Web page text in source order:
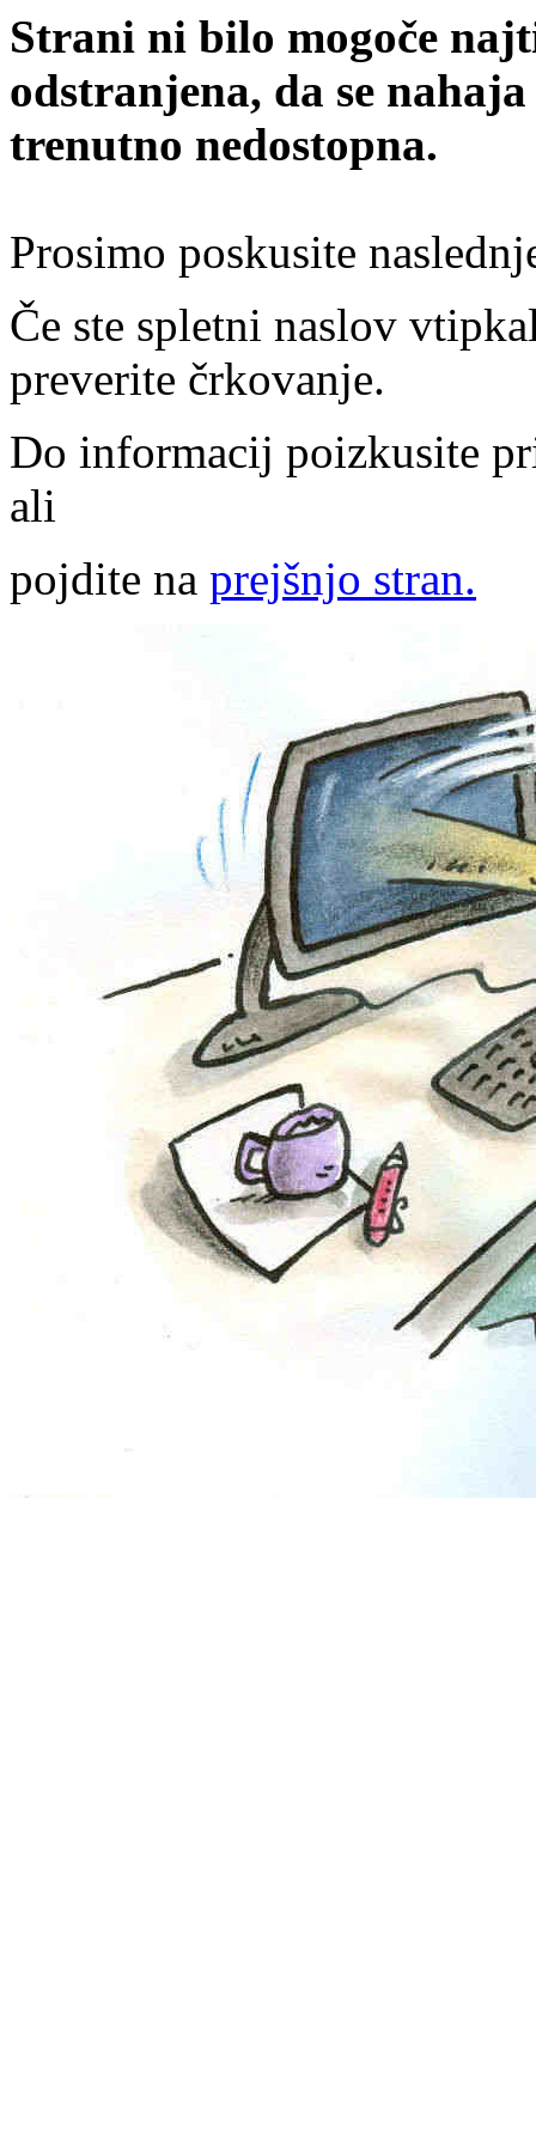
Strani ni bilo mogoče
odstranjena, da se
trenutno nedostopna.
Prosimo poskusite
Če ste spletni naslov
preverite črkovanje.
Do informacij poizkusite
ali
pojdite na prejšnjo stran.